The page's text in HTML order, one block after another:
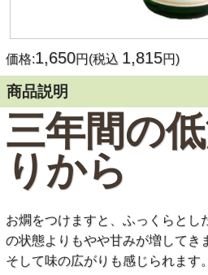
価格:1,650円(税込 1,815円)
商品説明
三年間の
りから
お燗をつけますと、ふっくらとし
の状態よりもやや甘みが増してき
そして味の広がりも感じられます。